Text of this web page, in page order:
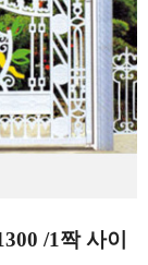
/1짝 사이